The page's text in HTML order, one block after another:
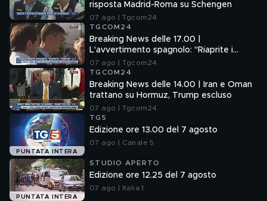
risposta Madrid-Roma su Schengen
07 ago | Tgcom24
TGCOM24
Breaking News delle 17.00 |
L'avvertimento spagnolo: "Riaprite i
confini"
07 ago | Tgcom24
TGCOM24
Breaking News delle 14.00 | Iran e Oman
trattano su Hormuz, Trump escluso
07 ago | Tgcom24
PUNTATA INTERA
TG5
Edizione ore 13.00 del 7 agosto
07 ago | Canale 5
PUNTATA INTERA
STUDIO APERTO
Edizione ore 12.25 del 7 agosto
07 ago | Italia 1